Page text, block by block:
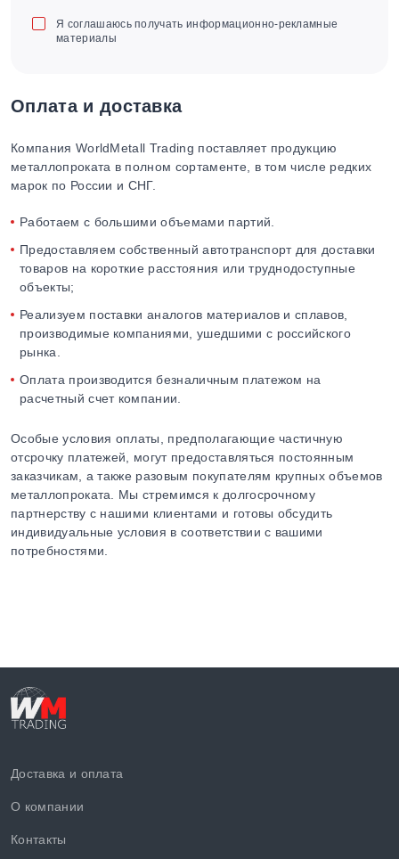
Я соглашаюсь получать информационно-рекламные
материалы
Оплата и доставка
Компания WorldMetall Trading поставляет продукцию
металлопроката в полном сортаменте, в том числе редких
марок по России и СНГ.
Работаем с большими объемами партий.
Предоставляем собственный автотранспорт для доставки
товаров на короткие расстояния или труднодоступные
объекты;
Реализуем поставки аналогов материалов и сплавов,
производимые компаниями, ушедшими с российского
рынка.
Оплата производится безналичным платежом на
расчетный счет компании.
Особые условия оплаты, предполагающие частичную
отсрочку платежей, могут предоставляться постоянным
заказчикам, а также разовым покупателям крупных объемов
металлопроката. Мы стремимся к долгосрочному
партнерству с нашими клиентами и готовы обсудить
индивидуальные условия в соответствии с вашими
потребностями.
Доставка и оплата
О компании
Контакты